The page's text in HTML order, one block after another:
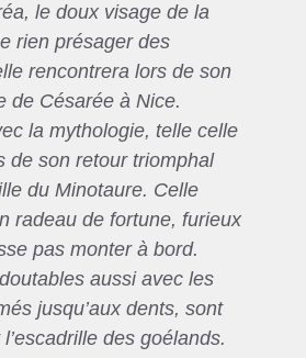
le doux visage de la
rien présager des
rencontrera lors de son
de Césarée à Nice.
la mythologie, telle celle
de son retour triomphal
du Minotaure. Celle
radeau de fortune, furieux
pas monter à bord.
aussi avec les
jusqu’aux dents, sont
des goélands.